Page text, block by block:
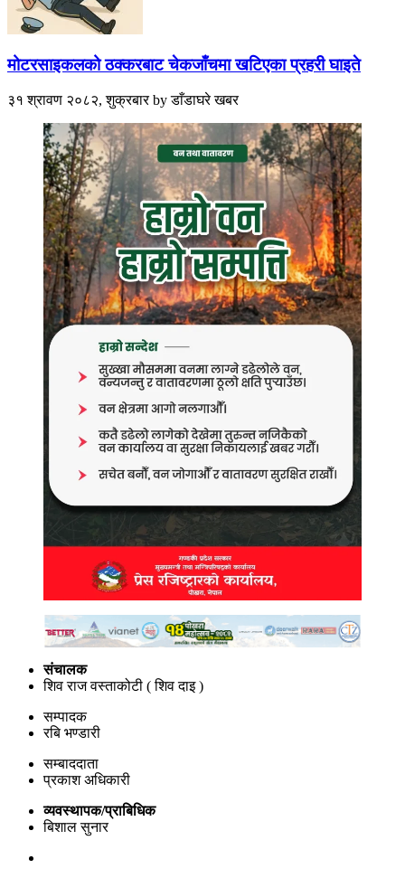
मोटरसाइकलको ठक्करबाट चेकजाँचमा खटिएका प्रहरी घाइते
३१ श्रावण २०८२, शुक्रबारbyडाँडाघरे खबर
संचालक
शिव राज वस्ताकोटी ( शिव दाइ )
सम्पादक
रबि भण्डारी
सम्बाददाता
प्रकाश अधिकारी
व्यवस्थापक/प्राबिधिक
बिशाल सुनार